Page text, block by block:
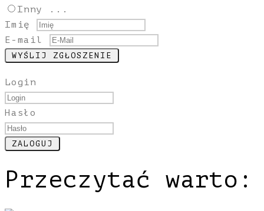
Inny ...
Imię
E-mail
Login
Hasło
Przeczytać warto: